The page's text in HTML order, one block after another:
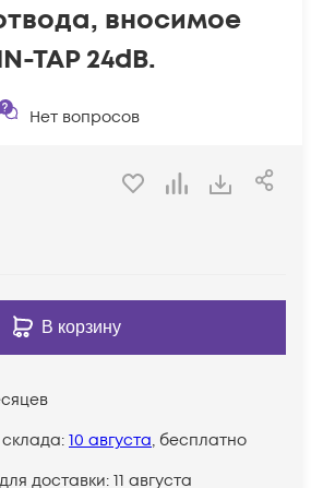
вносимое
TAP 24dB.
Нет вопросов
В корзину
10 августа, бесплатно
доставки: 11 августа